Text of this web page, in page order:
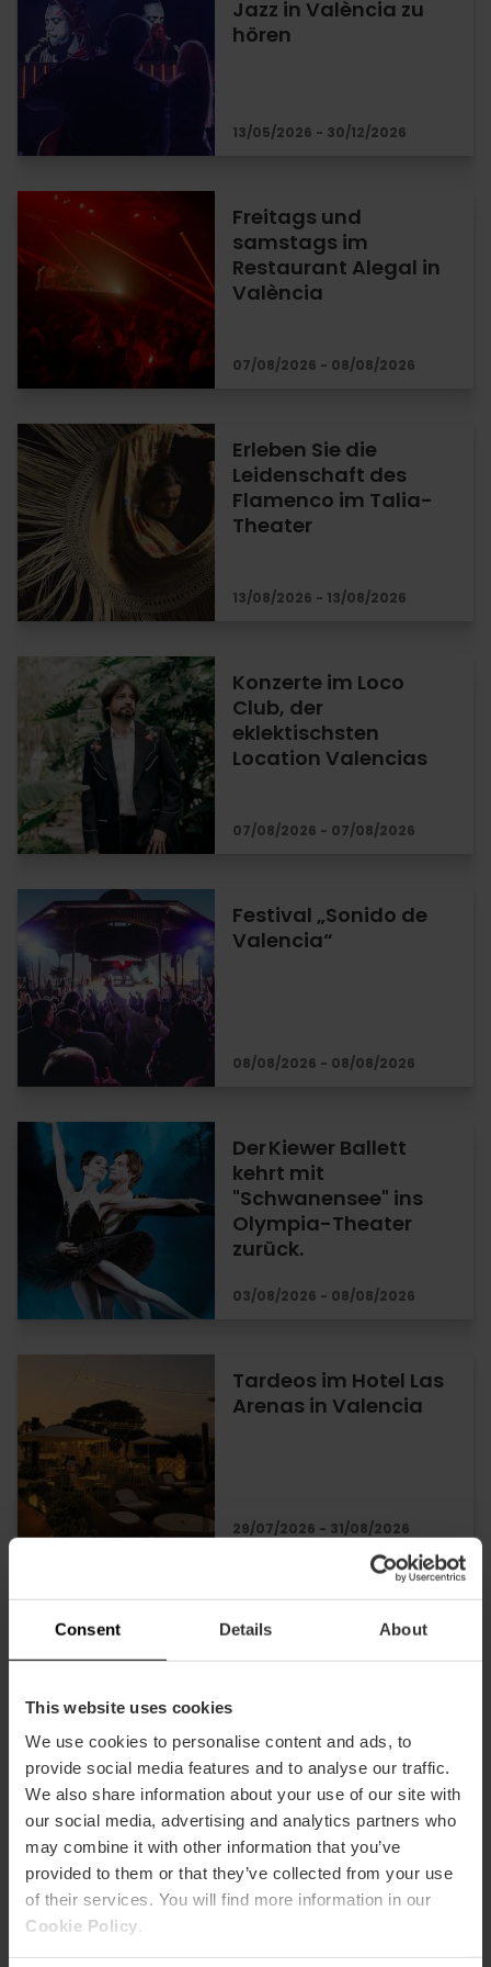
Consent Details About
This website uses cookies
We use cookies to personalise content and ads, to
provide social media features and to analyse our traffic.
We also share information about your use of our site with
our social media, advertising and analytics partners who
may combine it with other information that you’ve
provided to them or that they’ve collected from your use
of their services. You will find more information in our
Cookie Policy
Jazz in València zu
hören
13/05/2026 - 30/12/2026
Freitags und
samstags im
Restaurant Alegal in
València
07/08/2026 - 08/08/2026
Erleben Sie die
Leidenschaft des
Flamenco im Talia-
Theater
13/08/2026 - 13/08/2026
Konzerte im Loco
Club, der
eklektischsten
Location Valencias
07/08/2026 - 07/08/2026
Festival „Sonido de
Valencia“
08/08/2026 - 08/08/2026
Der Kiewer Ballett
kehrt mit
"Schwanensee" ins
Olympia-Theater
zurück.
03/08/2026 - 08/08/2026
Tardeos im Hotel Las
Arenas in Valencia
29/07/2026 - 31/08/2026
im Les Arts
13/09/2026 - 13/09/2026
Konzertreihe „Directos
Vibra Mahou“ in
Valencia